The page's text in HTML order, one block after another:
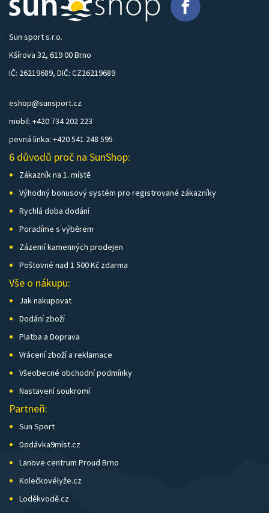
Sun sport s.r.o.
Kšírova 32, 619 00 Brno
IČ: 26219689, DIČ: CZ26219689
eshop@sunsport.cz
mobil: +420 734 202 223
pevná linka: +420 541 248 595
6 důvodů proč na SunShop:
Zákazník na 1. místě
Výhodný bonusový systém pro registrované zákazníky
Rychlá doba dodání
Poradíme s výběrem
Zázemí kamenných prodejen
Poštovné nad 1 500 Kč zdarma
Vše o nákupu:
Jak nakupovat
Dodání zboží
Platba a Doprava
Vrácení zboží a reklamace
Všeobecné obchodní podmínky
Nastavení soukromí
Partneři:
Sun Sport
Dodávka9míst.cz
Lanove centrum Proud Brno
Kolečkovélyže.cz
Loděkvodě.cz